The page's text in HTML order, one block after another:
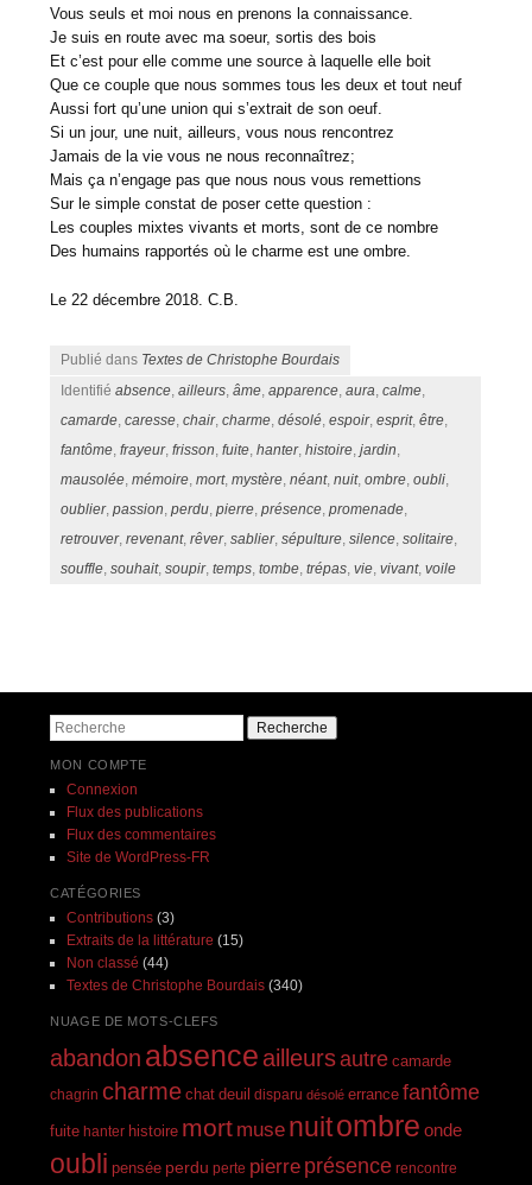
Vous seuls et moi nous en prenons la connaissance.
Je suis en route avec ma soeur, sortis des bois
Et c’est pour elle comme une source à laquelle elle boit
Que ce couple que nous sommes tous les deux et tout neuf
Aussi fort qu’une union qui s’extrait de son oeuf.
Si un jour, une nuit, ailleurs, vous nous rencontrez
Jamais de la vie vous ne nous reconnaîtrez;
Mais ça n’engage pas que nous nous vous remettions
Sur le simple constat de poser cette question :
Les couples mixtes vivants et morts, sont de ce nombre
Des humains rapportés où le charme est une ombre.
Le 22 décembre 2018. C.B.
Publié dans Textes de Christophe Bourdais
Identifiéabsence,ailleurs,âme,apparence,aura,calme,
camarde,caresse,chair,charme,désolé,espoir,esprit,être,
fantôme,frayeur,frisson,fuite,hanter,histoire,jardin,
mausolée,mémoire,mort,mystère,néant,nuit,ombre,oubli,
oublier,passion,perdu,pierre,présence,promenade,
retrouver,revenant,rêver,sablier,sépulture,silence,solitaire,
souffle,souhait,soupir,temps,tombe,trépas,vie,vivant,voile
Recherche
MON COMPTE
Connexion
Flux des publications
Flux des commentaires
Site de WordPress-FR
CATÉGORIES
Contributions(3)
Extraits de la littérature (15)
Non classé (44)
Textes de Christophe Bourdais(340)
NUAGE DE MOTS-CLEFS
abandon absence ailleursautre camarde
chagrin charme chat deuil disparu désolé errance fantôme
fuite hanter histoire mort muse nuitombre onde
oubli pensée perdu perte pierre présence rencontre